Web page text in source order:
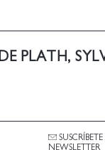
PLATH,
NEWSLETTER